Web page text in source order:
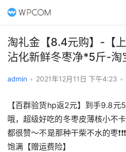
淘礼金【8.4元购】-【
沾化新鲜冬枣净*5斤-淘
admin • 2021年12月11日 下午4:23 •
【百群验货hp返2元】到手9.8元
哦，超级好吃的冬枣皮薄核小不
都很赞～不是那种干柴不水的枣
饱满【赠运费险】